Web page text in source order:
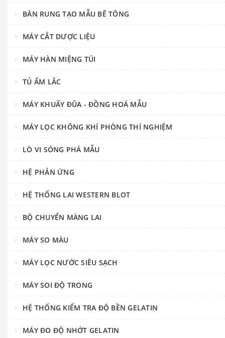
BÀN RUNG TẠO MẪU BÊ TÔNG
MÁY CẮT DƯỢC LIỆU
MÁY HÀN MIỆNG TÚI
TỦ ẤM LẮC
MÁY KHUẤY ĐŨA - ĐỒNG HOÁ MẪU
MÁY LỌC KHÔNG KHÍ PHÒNG THÍ NGHIỆM
LÒ VI SÓNG PHÁ MẪU
HỆ PHẢN ỨNG
HỆ THỐNG LAI WESTERN BLOT
BỘ CHUYỂN MÀNG LAI
MÁY SO MÀU
MÁY LỌC NƯỚC SIÊU SẠCH
MÁY SOI ĐỘ TRONG
HỆ THỐNG KIỂM TRA ĐỘ BỀN GELATIN
MÁY ĐO ĐỘ NHỚT GELATIN